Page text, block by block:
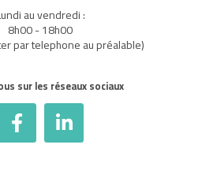
au vendredi :
8h00 - 18h00
par telephone au préalable)
sur les réseaux sociaux